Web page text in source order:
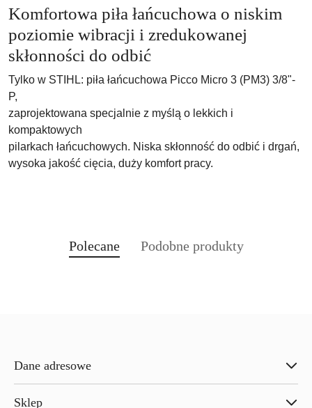
Komfortowa piła łańcuchowa o niskim
poziomie wibracji i zredukowanej
skłonności do odbić
Tylko w STIHL: piła łańcuchowa Picco Micro 3 (PM3) 3/8"-
P,
zaprojektowana specjalnie z myślą o lekkich i
kompaktowych
pilarkach łańcuchowych. Niska skłonność do odbić i drgań,
wysoka jakość cięcia, duży komfort pracy.
Pomiń karuzelę produktów
Produkty
Polecane
Produkty
Podobne produkty
Dane adresowe
Sklep